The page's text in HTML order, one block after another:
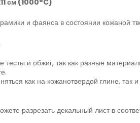
см (1000°C)
и фаянса в состоянии кожаной
и обжиг, так как разные
как на кожанотвердой глине, так
разрезать декальный лист в